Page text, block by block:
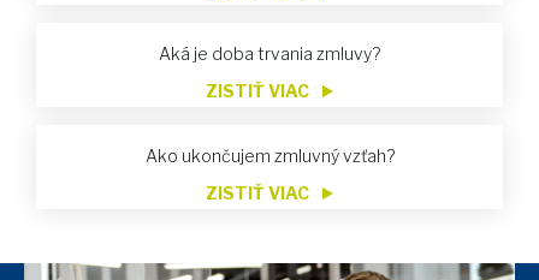
Aká je doba trvania zmluvy?
ZISTIŤ VIAC
Ako ukončujem zmluvný vzťah?
ZISTIŤ VIAC